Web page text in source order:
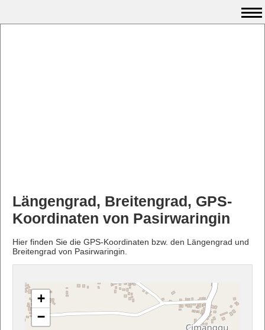
Längengrad, Breitengrad, GPS-
Koordinaten von Pasirwaringin
Hier finden Sie die GPS-Koordinaten bzw. den Längengrad und
Breitengrad von Pasirwaringin.
+
−